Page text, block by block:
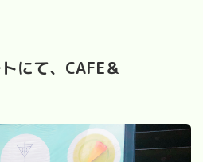
にて、CAFE＆